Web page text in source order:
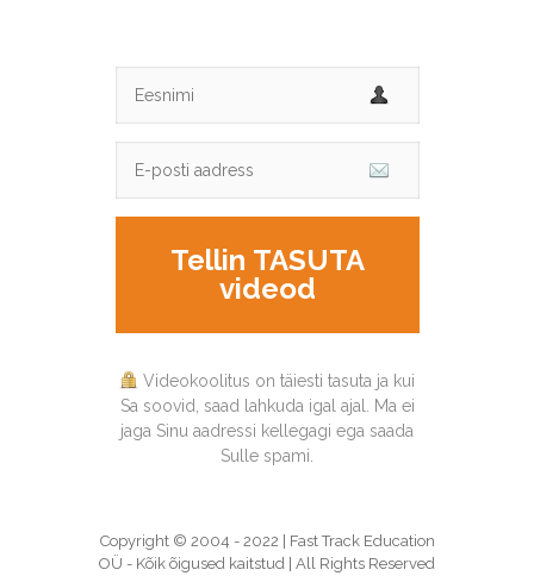
Tellin TASUTA
videod
Videokoolitus on täiesti tasuta ja kui
Sa soovid, saad lahkuda igal ajal. Ma ei
jaga Sinu aadressi kellegagi ega saada
Sulle spami.
Copyright © 2004 - 2022 | Fast Track Education
OÜ - Kõik õigused kaitstud | All Rights Reserved